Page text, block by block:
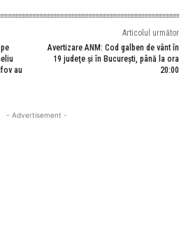
au
Articolul următor
Avertizare ANM: Cod galben de vânt în
19 judeţe şi în Bucureşti, până la ora
20:00
- Advertisement -